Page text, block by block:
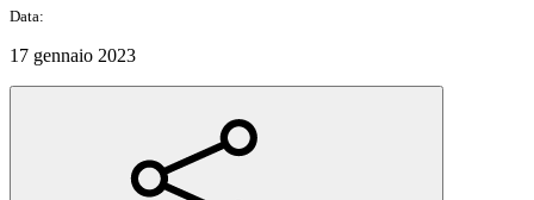
Data:
17 gennaio 2023